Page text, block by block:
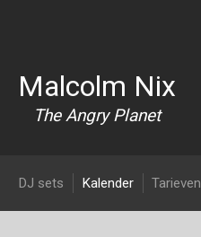
Malcolm Nix
The Angry Planet
DJ Malcolm Nix
DJ sets Kalender Tarieven